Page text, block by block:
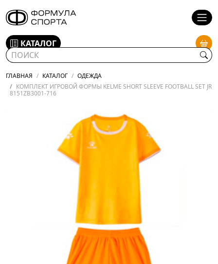
КАТАЛОГ
ГЛАВНАЯ КАТАЛОГ
ОДЕЖДА
КОМПЛЕКТ ИГРОВОЙ ФОРМЫ KELME SHORT SLEEVE FOOTBALL SET JR
8151ZB3001-716